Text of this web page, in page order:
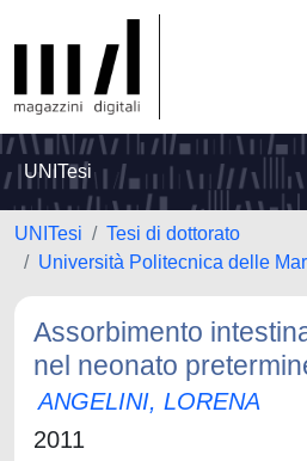
UNITesi
UNITesi
Tesi di dottorato
Università Politecnica delle
Assorbimento
nel neonato
ANGELINI, LORENA
2011